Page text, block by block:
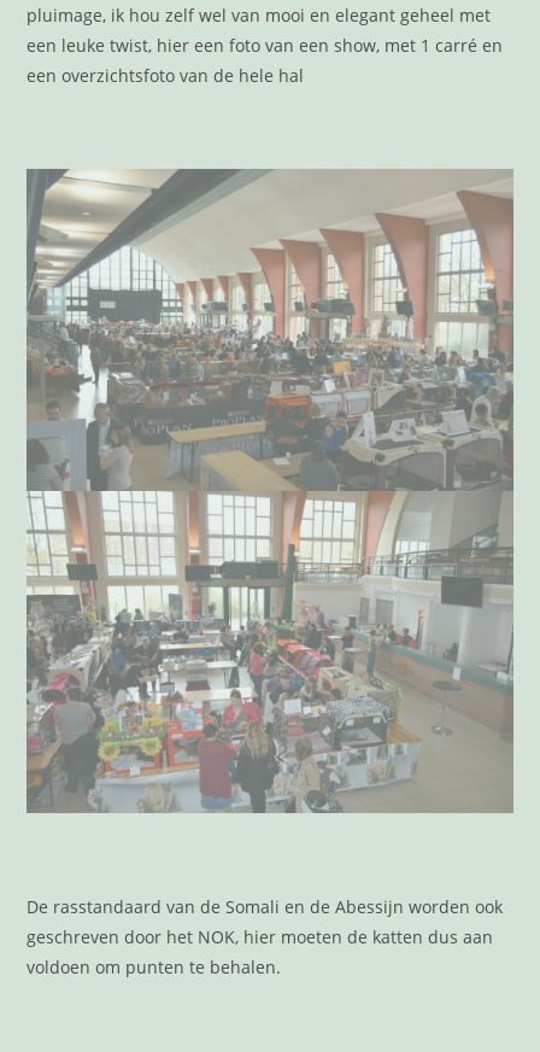
pluimage, ik hou zelf wel van mooi en elegant geheel met
een leuke twist, hier een foto van een show, met 1 carré en
een overzichtsfoto van de hele hal
De rasstandaard van de Somali en de Abessijn worden ook
geschreven door het NOK, hier moeten de katten dus aan
voldoen om punten te behalen.